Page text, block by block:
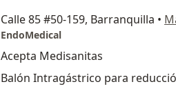
Calle 85 #50-159, Barranquilla •
EndoMedical
Acepta Medisanitas
Balón Intragástrico para